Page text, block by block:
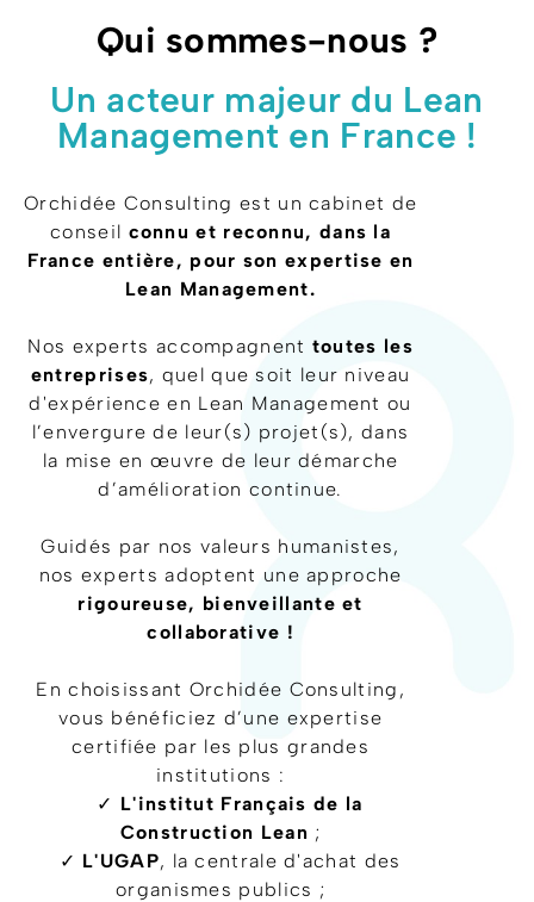
Qui sommes-nous ?
Un acteur majeur du Lean
Management en France !
Orchidée Consulting est un cabinet de
conseil connu et reconnu, dans la
France entière, pour son expertise en
Lean Management.
Nos experts accompagnent toutes les
entreprises, quel que soit leur niveau
d'expérience en Lean Management ou
l’envergure de leur(s) projet(s), dans
la mise en œuvre de leur démarche
d’amélioration continue.
Guidés par nos valeurs humanistes,
nos experts adoptent une approche
rigoureuse, bienveillante et
collaborative !
En choisissant Orchidée Consulting,
vous bénéficiez d’une expertise
certifiée par les plus grandes
institutions :
✓ L'institut Français de la
Construction Lean ;
✓ L'UGAP, la centrale d'achat des
organismes publics ;